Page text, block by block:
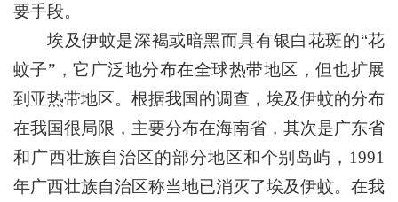
要手段。
埃及伊蚊是深褐或暗黑而具有银白花斑的“花
蚊子”，它广泛地分布在全球热带地区，但也扩展
到亚热带地区。根据我国的调查，埃及伊蚊的分布
在我国很局限，主要分布在海南省，其次是广东省
和广西壮族自治区的部分地区和个别岛屿，1991
年广西壮族自治区称当地已消灭了埃及伊蚊。在我